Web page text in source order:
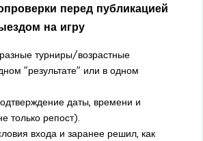
перед публикацией
на игру
турниры/возрастные
"результате" или в одном
даты, времени и
только репост).
входа и заранее решил, как